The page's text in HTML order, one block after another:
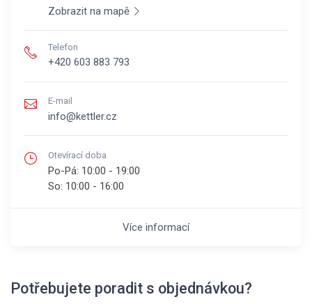
Zobrazit na mapě
Telefon
+420 603 883 793
E-mail
info@kettler.cz
Otevírací doba
Po-Pá: 10:00 - 19:00
So: 10:00 - 16:00
Více informací
Potřebujete poradit s objednávkou?